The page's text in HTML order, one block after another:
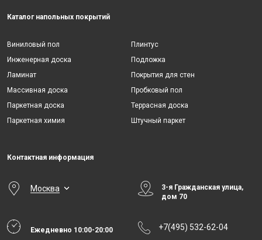
Каталог напольных покрытий
Виниловый пол
Инженерная доска
Ламинат
Массивная доска
Паркетная доска
Паркетная химия
Плинтус
Подложка
Покрытия для стен
Пробковый пол
Террасная доска
Штучный паркет
Контактная информация
Москва
3-я Гражданская улица,
дом 70
Ежедневно 10:00-20:00 +7(495) 532-62-04